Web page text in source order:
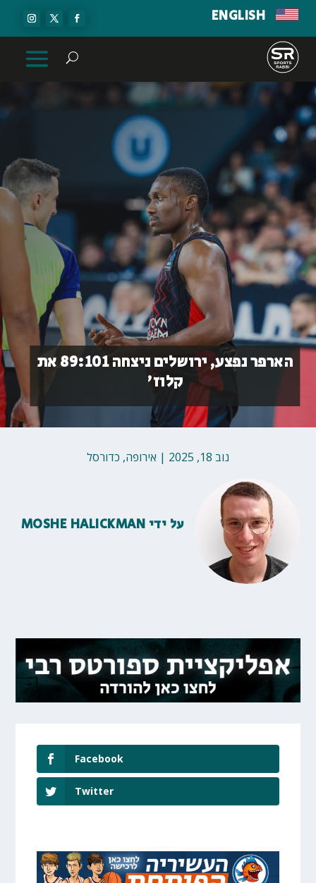
ENGLISH
הארפר נפצע, ירושלים ניצחה 89:101 את
קלוז'
נוב 18, 2025 | אירופה, כדורסל
על ידי MOSHE HALICKMAN
Facebook
Twitter